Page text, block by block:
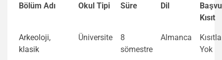
Bölüm Adı Okul Tipi Süre Dil
Kısıt
Arkeoloji,
klasik
Üniversite
8
sömestre
Almanca
Yok